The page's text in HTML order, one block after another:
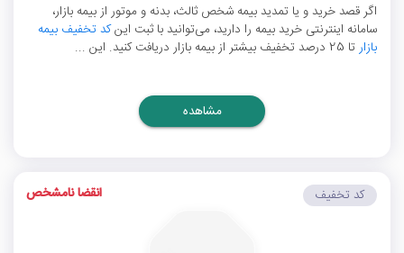
اگر قصد خرید و یا تمدید بیمه شخص ثالث، بدنه و موتور از بیمه بازار،
سامانه اینترنتی خرید بیمه را دارید، می‌توانید با ثبت اینکد تخفیف بیمه
بازار تا 25 درصد تخفیف بیشتر از بیمه بازار دریافت کنید. این ...
مشاهده
کد تخفیف انقضا نامشخص